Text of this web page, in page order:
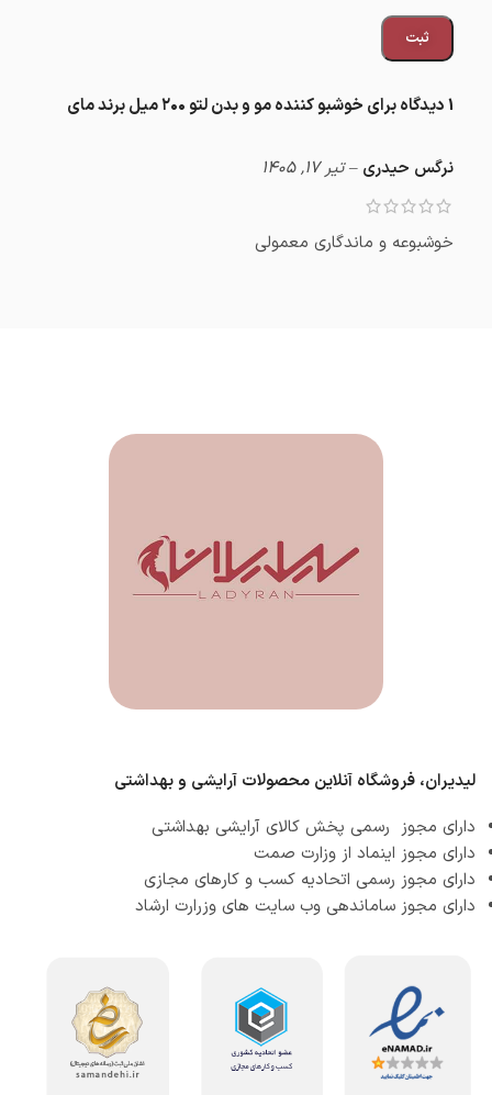
1 دیدگاه برای خوشبو کننده مو و بدن لتو ۲۰۰ میل برند مای
نرگس حیدری – تیر 17, 1405
خوشبوعه و ماندگاری معمولی
لیدیران، فروشگاه آنلاین محصولات آرایشی و بهداشتی
دارای مجوز رسمی پخش کالای آرایشی بهداشتی
دارای مجوز اینماد از وزارت صمت
دارای مجوز رسمی اتحادیه کسب و کارهای مجازی
دارای مجوز ساماندهی وب سایت های وزرارت ارشاد